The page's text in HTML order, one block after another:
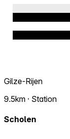
Gilze-Rijen
9.5km · Station
Scholen